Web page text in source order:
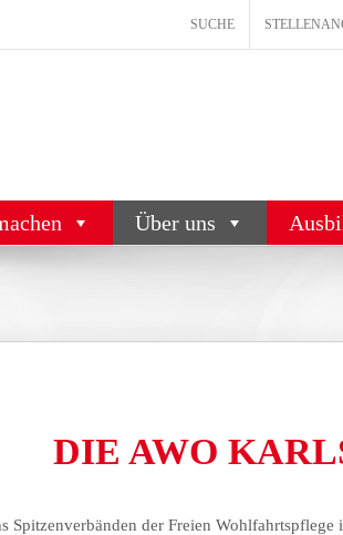
SUCHE
Über uns
DIE AWO
Spitzenverbänden der Freien